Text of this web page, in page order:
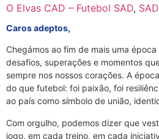
O Elvas CAD – Futebol SAD, SAD
Caros adeptos,
Chegámos ao fim de mais uma
desafios, superações e momentos
sempre nos nossos corações. A
do que futebol: foi paixão, foi
ao país como símbolo de união,
Com orgulho, podemos dizer que
jogo, em cada treino, em cada